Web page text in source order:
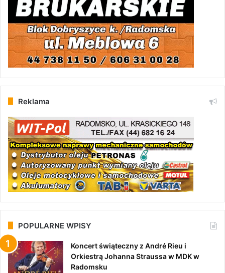
Reklama
POPULARNE WPISY
Koncert świąteczny z André Rieu i
Orkiestrą Johanna Straussa w MDK w
Radomsku